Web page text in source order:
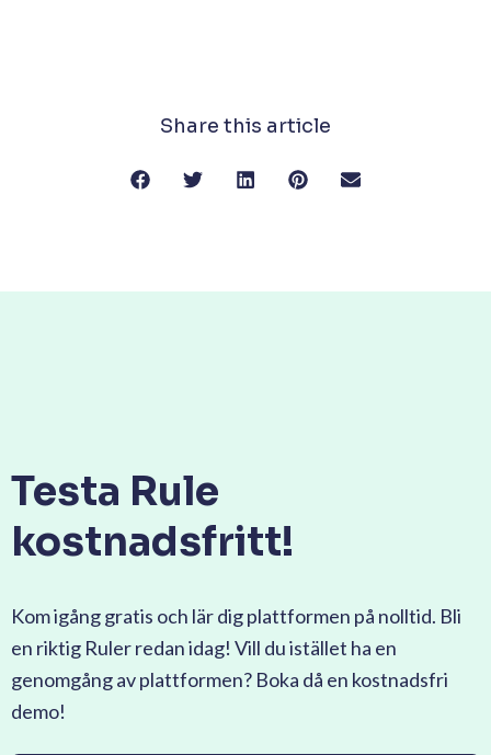
Share this article
Testa Rule
kostnadsfritt!
Kom igång gratis och lär dig plattformen på nolltid. Bli
en riktig Ruler redan idag! Vill du istället ha en
genomgång av plattformen? Boka då en kostnadsfri
demo!